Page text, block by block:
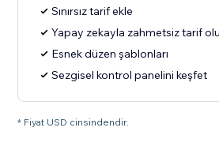
Sınırsız tarif ekle
Yapay zekayla zahmetsiz tarif
Esnek düzen şablonları
Sezgisel kontrol panelini keşfet
* Fiyat USD cinsindendir.